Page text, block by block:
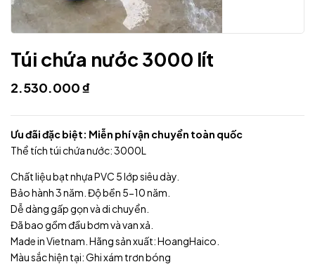
Túi chứa nước 3000 lít
2.530.000₫
Ưu đãi đặc biệt: Miễn phí vận chuyển toàn quốc
Thể tích túi chứa nước: 3000L
Chất liệu bạt nhựa PVC 5 lớp siêu dày.
Bảo hành 3 năm. Độ bền 5-10 năm.
Dễ dàng gấp gọn và di chuyển.
Đã bao gồm đầu bơm và van xả.
Made in Vietnam. Hãng sản xuất: HoangHaico.
Màu sắc hiện tại: Ghi xám trơn bóng